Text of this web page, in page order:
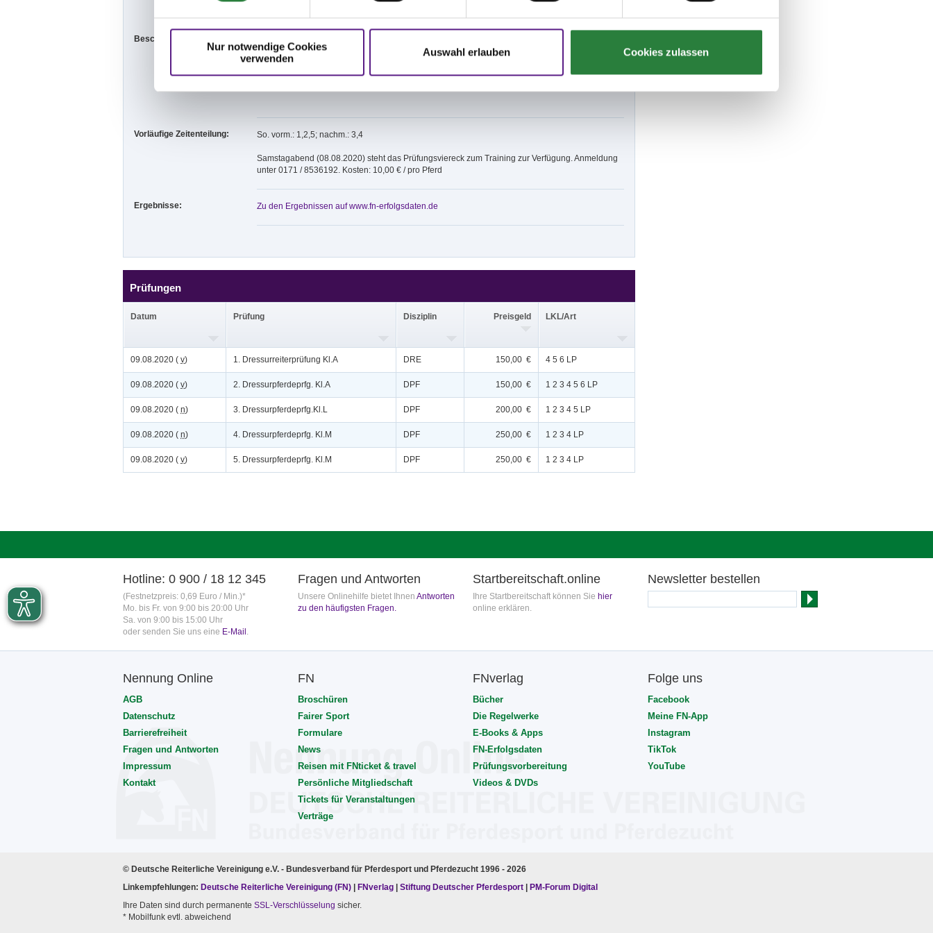
Nur notwendige Cookies
verwenden
Auswahl erlauben Cookies zulassen
Beschaffenheit der Plätze:
- Außenplatz 25 x 48 m (Ebbe-Flut-System), Außenplatz 40 x 70 m (Ebbe-Flut-System) und
Vorbereitungsplatz 50 x 100 m (Sand).
- Veranstaltungsort und Navi-Anschrift: Reitsportanlage der Familie Hollmann-Raabe,
Vorläufige Zeitenteilung: So. vorm.: 1,2,5; nachm.: 3,4
Samstagabend (08.08.2020) steht das Prüfungsviereck zum Training zur Verfügung. Anmeldung
unter 0171 / 8536192. Kosten: 10,00 € / pro Pferd
Ergebnisse: Zu den Ergebnissen auf www.fn-erfolgsdaten.de
Prüfungen
Datum Prüfung Disziplin Preisgeld LKL/Art
09.08.2020 ( v) 1. Dressurreiterprüfung Kl.A DRE 150,00 € 4 5 6 LP
09.08.2020 ( v) 2. Dressurpferdeprfg. Kl.A DPF 150,00 € 1 2 3 4 5 6 LP
09.08.2020 ( n) 3. Dressurpferdeprfg.Kl.L DPF 200,00 € 1 2 3 4 5 LP
09.08.2020 ( n) 4. Dressurpferdeprfg. Kl.M DPF 250,00 € 1 2 3 4 LP
09.08.2020 ( v) 5. Dressurpferdeprfg. Kl.M DPF 250,00 € 1 2 3 4 LP
Hotline: 0 900 / 18 12 345
(Festnetzpreis: 0,69 Euro / Min.)*
Mo. bis Fr. von 9:00 bis 20:00 Uhr
Sa. von 9:00 bis 15:00 Uhr
oder senden Sie uns eine E-Mail .
Fragen und Antworten
Unsere Onlinehilfe bietet Ihnen Antworten
zu den häufigsten Fragen.
Startbereitschaft.online
Ihre Startbereitschaft können Sie hier
online erklären.
Newsletter bestellen
Nennung Online
AGB
Datenschutz
Barrierefreiheit
Fragen und Antworten
Impressum
Kontakt
FN
Broschüren
Fairer Sport
Formulare
News
Reisen mit FNticket & travel
Persönliche Mitgliedschaft
Tickets für Veranstaltungen
Verträge
FNverlag
Bücher
Die Regelwerke
E-Books & Apps
FN-Erfolgsdaten
Prüfungsvorbereitung
Videos & DVDs
Folge uns
Facebook
Meine FN-App
Instagram
TikTok
YouTube
© Deutsche Reiterliche Vereinigung e.V. - Bundesverband für Pferdesport und Pferdezucht 1996 - 2026
Linkempfehlungen: Deutsche Reiterliche Vereinigung (FN) FNverlag Stiftung Deutscher Pferdesport
PM-Forum Digital
Ihre Daten sind durch permanente SSL-Verschlüsselung sicher.
* Mobilfunk evtl. abweichend